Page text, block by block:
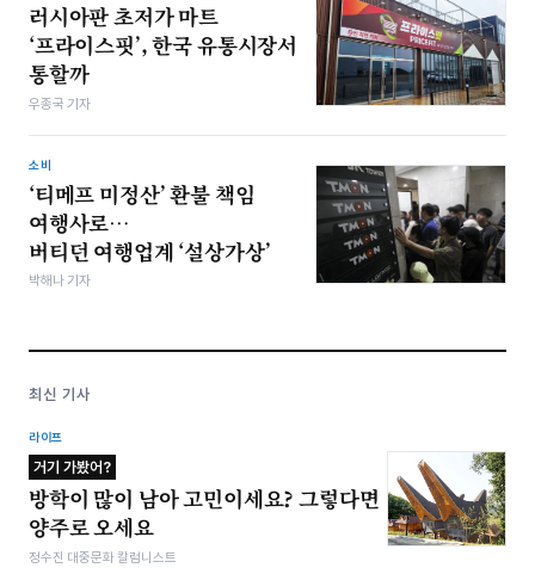
러시아판 초저가 마트
‘프라이스핏’, 한국 유통시장서
통할까
우종국 기자
소비
‘티메프 미정산’ 환불 책임
여행사로…
버티던 여행업계 ‘설상가상’
박해나 기자
최신 기사
라이프
거기 가봤어?
방학이 많이 남아 고민이세요? 그렇다면
양주로 오세요
정수진 대중문화 칼럼니스트